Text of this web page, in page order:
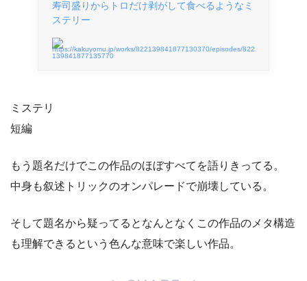
寿司盛りからトロだけ剥がして食べるようなミ
ステリー
https://kakuyomu.jp/works/822139841877130370/episodes/822
139841877135770
ミステリ
短編
もう題名だけでこの作品のほぼすべてを語りきってる。
中身も叙述トリックのオンパレードで崩壊している。
そして題名から疑ってるとなんとなくこの作品のメタ構造
も理解できるという色んな意味で楽しい作品。